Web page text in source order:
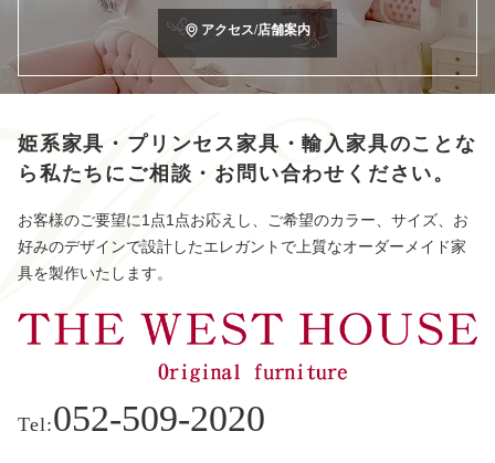
アクセス/店舗案内
姫系家具・プリンセス家具・輸入家具のことな
ら 私たちにご相談・お問い合わせください。
お客様のご要望に1点1点お応えし、ご希望のカラー、サイズ、お
好みのデザインで設計したエレガントで上質なオーダーメイド家
具を製作いたします。
Tel:052-509-2020